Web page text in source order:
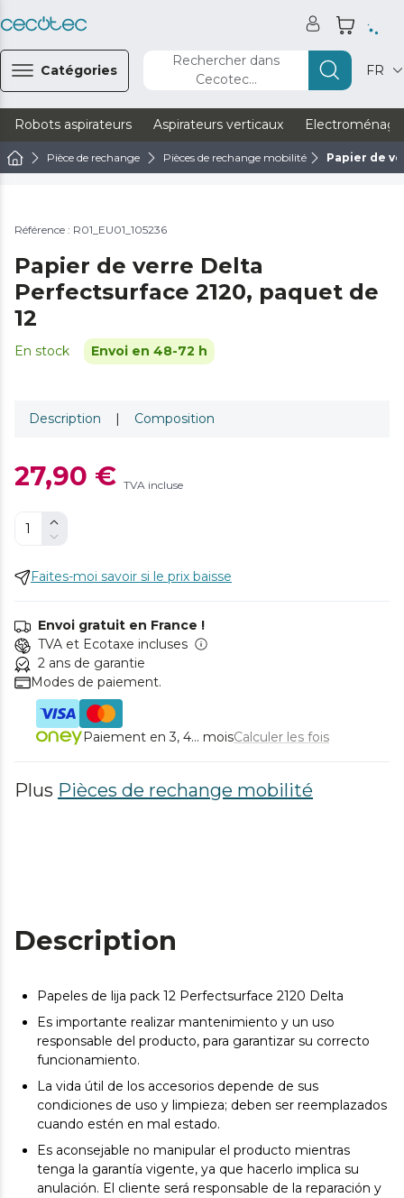
Catégories
Rechercher dans
Cecotec...
FR
Robots aspirateurs Aspirateurs verticaux
Pièce de rechange Pièces de rechange mobilité Papier de
Référence : R01_EU01_105236
Papier de verre Delta
Perfectsurface 2120, paquet de
12
En stock Envoi en 48-72 h
Description | Composition
27,90 € TVA incluse
Faites-moi savoir si le prix baisse
Envoi gratuit en France !
TVA et Ecotaxe incluses
2 ans de garantie
Modes de paiement.
Paiement en 3, 4... moisCalculer les fois
Plus Pièces de rechange mobilité
Description
Papeles de lija pack 12 Perfectsurface 2120 Delta
Es importante realizar mantenimiento y un uso
responsable del producto, para garantizar su correcto
funcionamiento.
La vida útil de los accesorios depende de sus
condiciones de uso y limpieza; deben ser reemplazados
cuando estén en mal estado.
Es aconsejable no manipular el producto mientras
tenga la garantía vigente, ya que hacerlo implica su
anulación. El cliente será responsable de la reparación y